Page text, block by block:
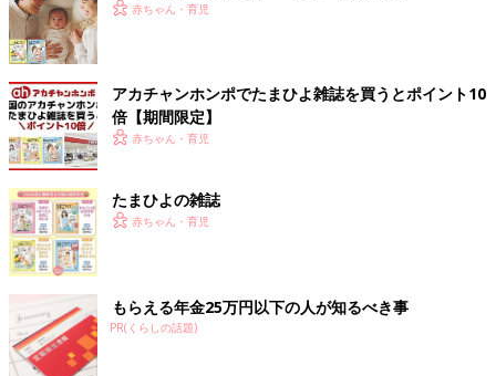
赤ちゃん・育児
アカチャンホンポでたまひよ雑誌を買うとポイント10
倍【期間限定】
赤ちゃん・育児
たまひよの雑誌
赤ちゃん・育児
もらえる年金25万円以下の人が知るべき事
PR(くらしの話題)